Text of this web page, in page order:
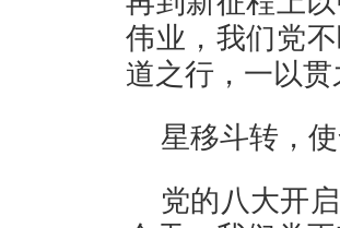
伟业，我们党
道之行，一以贯
星移斗转，
党的八大开